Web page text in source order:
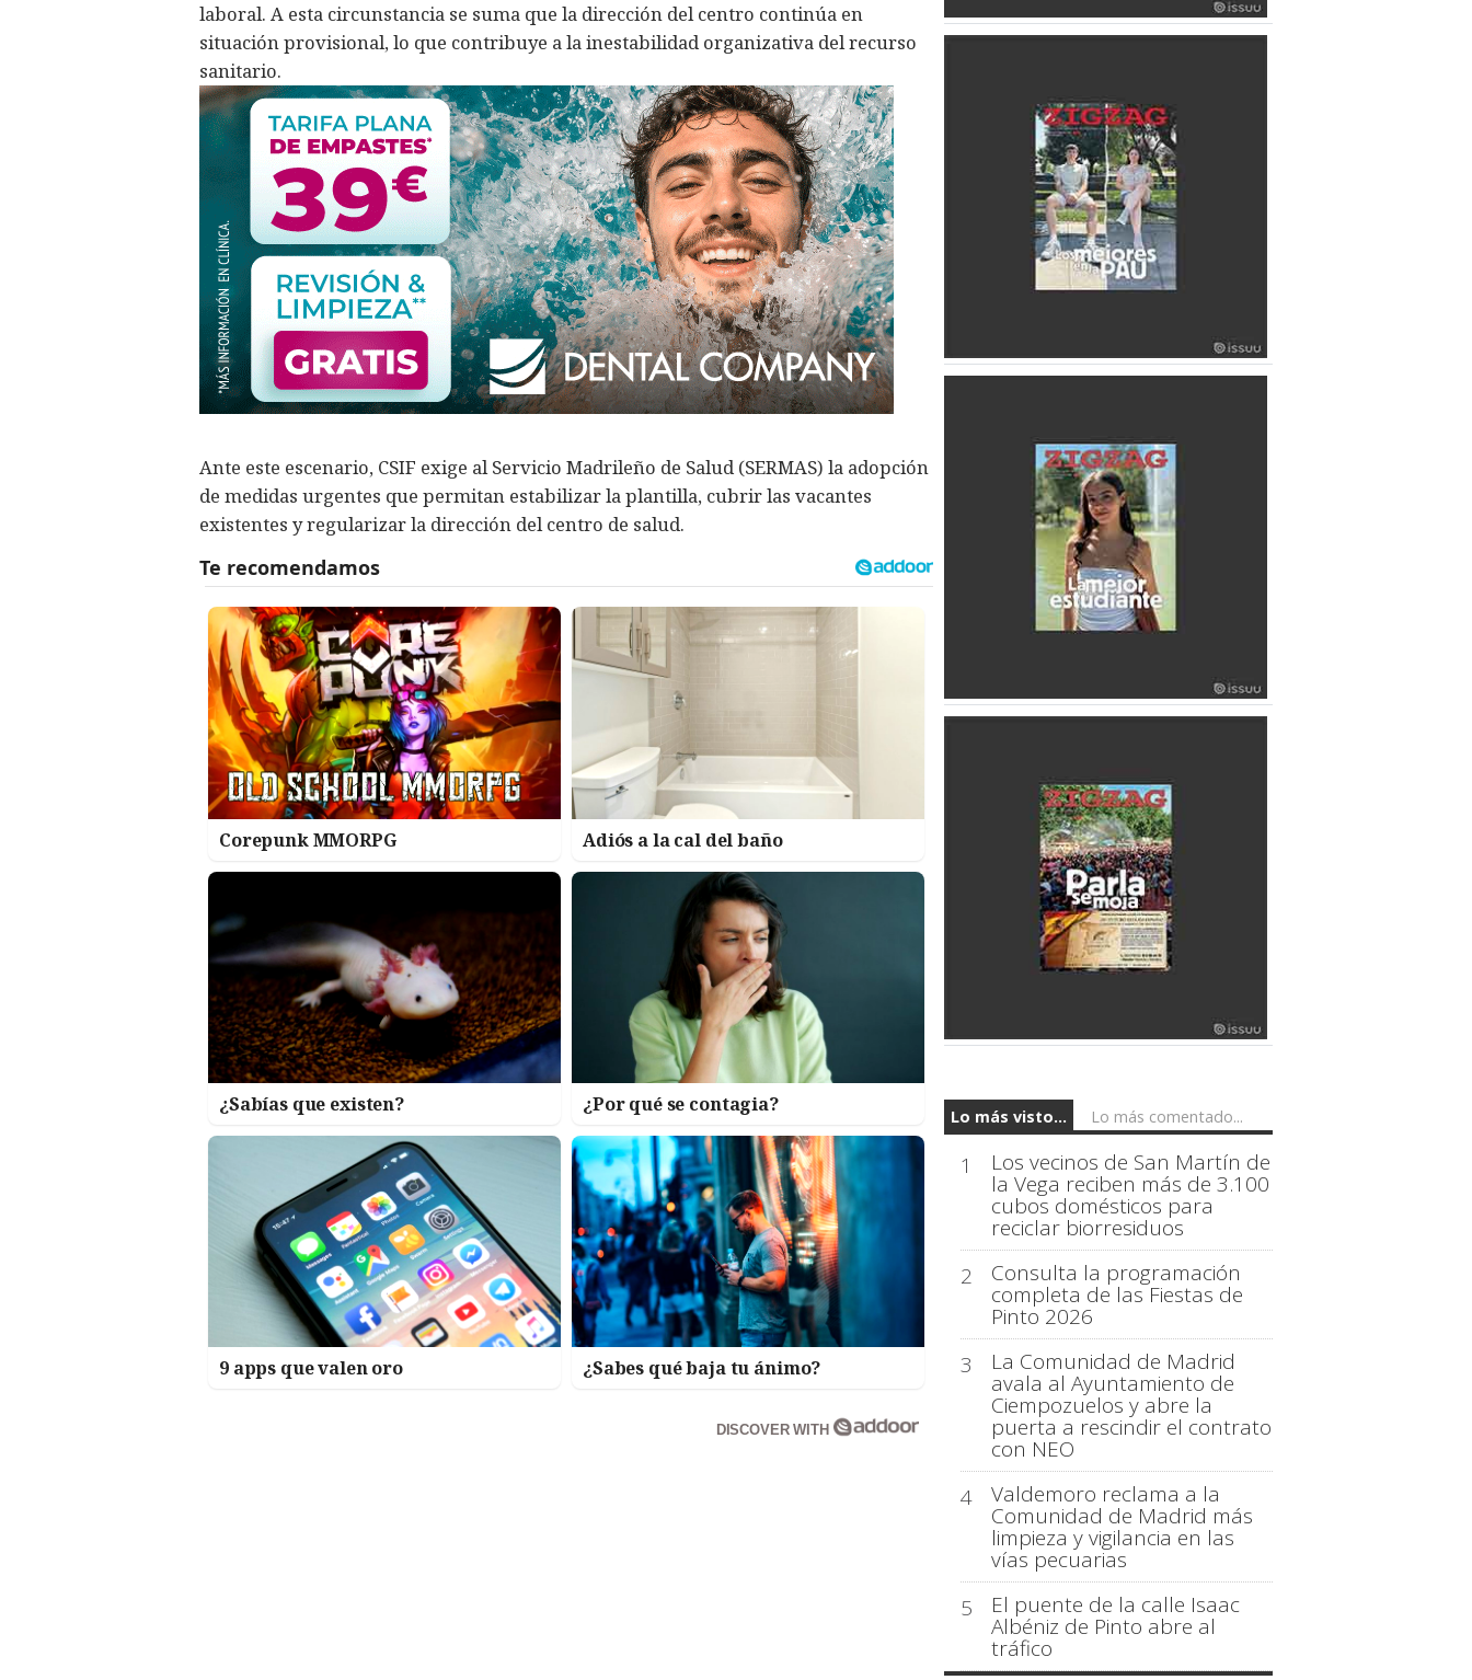
laboral. A esta circunstancia se suma que la dirección del centro continúa en
situación provisional, lo que contribuye a la inestabilidad organizativa del recurso
sanitario.
Ante este escenario, CSIF exige al Servicio Madrileño de Salud (SERMAS) la adopción
de medidas urgentes que permitan estabilizar la plantilla, cubrir las vacantes
existentes y regularizar la dirección del centro de salud.
Corepunk MMORPG Adiós a la cal del baño
¿Sabías que existen? ¿Por qué se contagia?
9 apps que valen oro ¿Sabes qué baja tu ánimo?
DISCOVER WITH
Lo más visto... Lo más comentado...
1 Los vecinos de San Martín de
la Vega reciben más de 3.100
cubos domésticos para
reciclar biorresiduos
2
Consulta la programación
completa de las Fiestas de
Pinto 2026
3
La Comunidad de Madrid
avala al Ayuntamiento de
Ciempozuelos y abre la
puerta a rescindir el contrato
con NEO
4
Valdemoro reclama a la
Comunidad de Madrid más
limpieza y vigilancia en las
vías pecuarias
5
El puente de la calle Isaac
Albéniz de Pinto abre al
tráfico